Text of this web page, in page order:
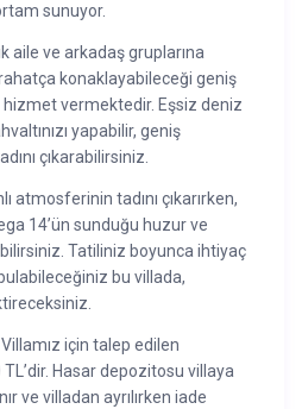
sunuyor.
aile ve arkadaş gruplarına
konaklayabileceği geniş
hizmet vermektedir. Eşsiz deniz
yapabilir, geniş
çıkarabilirsiniz.
atmosferinin tadını çıkarırken,
14’ün sunduğu huzur ve
Tatiliniz boyunca ihtiyaç
bu villada,
için talep edilen
Hasar depozitosu villaya
ve villadan ayrılırken iade